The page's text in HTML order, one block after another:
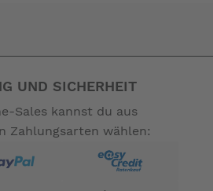
UND SICHERHEIT
Sales kannst du aus
Zahlungsarten wählen: